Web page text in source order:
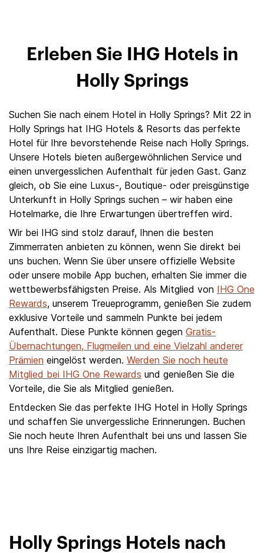
Erleben Sie IHG Hotels in
Holly Springs
Suchen Sie nach einem Hotel in Holly Springs? Mit 22 in
Holly Springs hat IHG Hotels & Resorts das perfekte
Hotel für Ihre bevorstehende Reise nach Holly Springs.
Unsere Hotels bieten außergewöhnlichen Service und
einen unvergesslichen Aufenthalt für jeden Gast. Ganz
gleich, ob Sie eine Luxus-, Boutique- oder preisgünstige
Unterkunft in Holly Springs suchen – wir haben eine
Hotelmarke, die Ihre Erwartungen übertreffen wird.
Wir bei IHG sind stolz darauf, Ihnen die besten
Zimmerraten anbieten zu können, wenn Sie direkt bei
uns buchen. Wenn Sie über unsere offizielle Website
oder unsere mobile App buchen, erhalten Sie immer die
wettbewerbsfähigsten Preise. Als Mitglied von IHG One
Rewards, unserem Treueprogramm, genießen Sie zudem
exklusive Vorteile und sammeln Punkte bei jedem
Aufenthalt. Diese Punkte können gegen Gratis-
Übernachtungen, Flugmeilen und eine Vielzahl anderer
Prämien eingelöst werden. Werden Sie noch heute
Mitglied bei IHG One Rewards und genießen Sie die
Vorteile, die Sie als Mitglied genießen.
Entdecken Sie das perfekte IHG Hotel in Holly Springs
und schaffen Sie unvergessliche Erinnerungen. Buchen
Sie noch heute Ihren Aufenthalt bei uns und lassen Sie
uns Ihre Reise einzigartig machen.
Holly Springs Hotels nach